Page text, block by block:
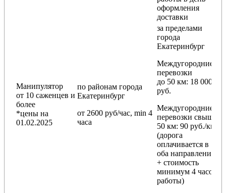
оформления
доставки
Манипулятор
от 10 саженцев и
более
*цены на
01.02.2025
по районам города
Екатеринбург
от 2600 руб/час, min 4
часа
за пределами
города
Екатеринбург
Междугородние
перевозки
до 50 км: 18 000
руб.
Междугородние
перевозки свыше
50 км: 90 руб./км
(дорога
оплачивается в
оба направления
+ стоимость
минимум 4 часов
работы)